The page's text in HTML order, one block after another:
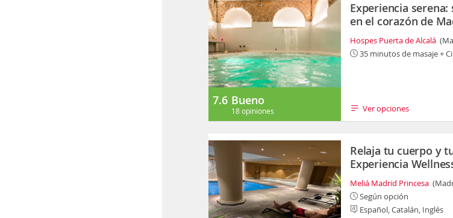
7.6 Bueno
18 opiniones
Experiencia
en el corazón de
Hospes Puerta de Alcalá
35 minutos de masaje +
Ver opciones
Relaja tu cuerpo y
Experiencia
Meliá Madrid Princesa
Según opción
Español, Catalán, Inglés